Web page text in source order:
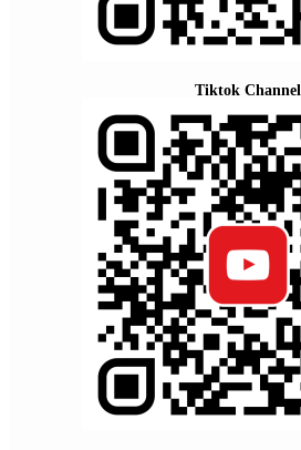
Tiktok Channel